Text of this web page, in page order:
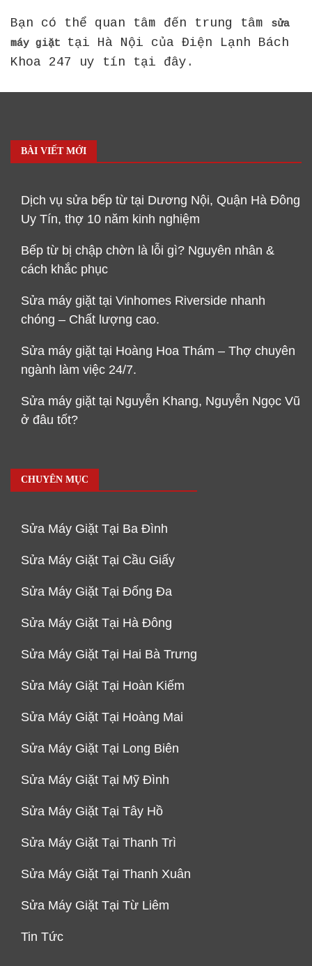
Bạn có thể quan tâm đến trung tâm
sửa
máy giặt
tại Hà Nội của Điện Lạnh Bách
Khoa 247 uy tín tại đây.
BÀI VIẾT MỚI
Dịch vụ sửa bếp từ tại Dương Nội, Quận Hà Đông
Uy Tín, thợ 10 năm kinh nghiệm
Bếp từ bị chập chờn là lỗi gì? Nguyên nhân &
cách khắc phục
Sửa máy giặt tại Vinhomes Riverside nhanh
chóng – Chất lượng cao.
Sửa máy giặt tại Hoàng Hoa Thám – Thợ chuyên
ngành làm việc 24/7.
Sửa máy giặt tại Nguyễn Khang, Nguyễn Ngọc Vũ
ở đâu tốt?
CHUYÊN MỤC
Sửa Máy Giặt Tại Ba Đình
Sửa Máy Giặt Tại Cầu Giấy
Sửa Máy Giặt Tại Đống Đa
Sửa Máy Giặt Tại Hà Đông
Sửa Máy Giặt Tại Hai Bà Trưng
Sửa Máy Giặt Tại Hoàn Kiếm
Sửa Máy Giặt Tại Hoàng Mai
Sửa Máy Giặt Tại Long Biên
Sửa Máy Giặt Tại Mỹ Đình
Sửa Máy Giặt Tại Tây Hồ
Sửa Máy Giặt Tại Thanh Trì
Sửa Máy Giặt Tại Thanh Xuân
Sửa Máy Giặt Tại Từ Liêm
Tin Tức